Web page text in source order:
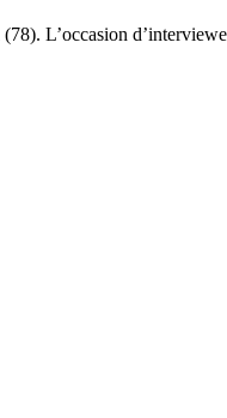
(78). L’occasion